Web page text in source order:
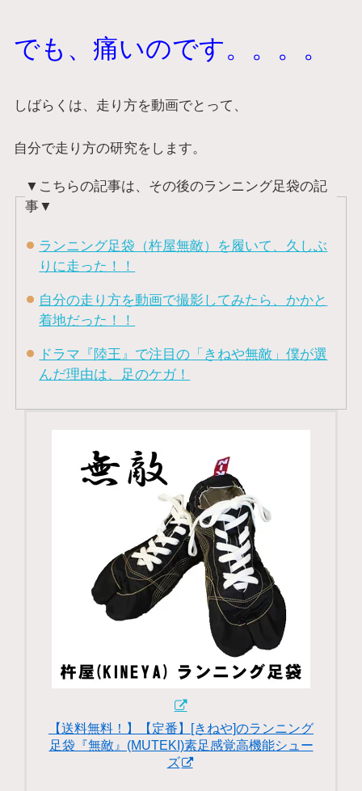
でも、痛いのです。。。。
しばらくは、走り方を動画でとって、
自分で走り方の研究をします。
▼こちらの記事は、その後のランニング足袋の記
事▼
ランニング足袋（杵屋無敵）を履いて、久しぶ
りに走った！
！
自分の走り方を動画で撮影してみたら、かかと
着地だった！！
ドラマ『陸王』で注目の「きねや無敵」僕が選
んだ理由は、足のケガ！
【送料無料！】【定番】[きねや]のランニング
足袋『無敵』(MUTEKI)素足感覚高機能シュー
ズ